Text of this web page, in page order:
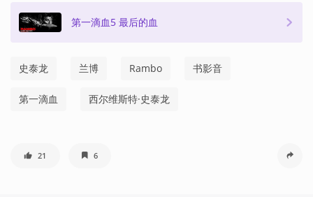
第一滴血5 最后的血
史泰龙 兰博 Rambo 书影音
第一滴血 西尔维斯特·史泰龙
21 6